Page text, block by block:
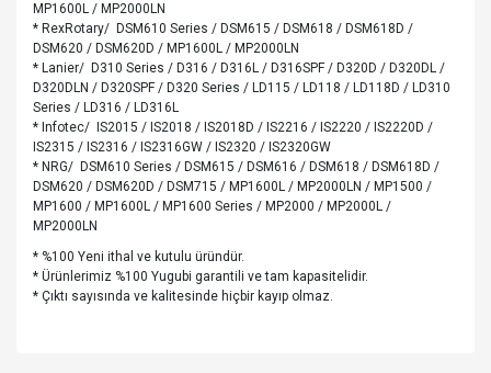
MP1600L / MP2000LN
* RexRotary/ DSM610 Series / DSM615 / DSM618 / DSM618D /
DSM620 / DSM620D / MP1600L / MP2000LN
* Lanier/ D310 Series / D316 / D316L / D316SPF / D320D / D320DL /
D320DLN / D320SPF / D320 Series / LD115 / LD118 / LD118D / LD310
Series / LD316 / LD316L
* Infotec/ IS2015 / IS2018 / IS2018D / IS2216 / IS2220 / IS2220D /
IS2315 / IS2316 / IS2316GW / IS2320 / IS2320GW
* NRG/ DSM610 Series / DSM615 / DSM616 / DSM618 / DSM618D /
DSM620 / DSM620D / DSM715 / MP1600L / MP2000LN / MP1500 /
MP1600 / MP1600L / MP1600 Series / MP2000 / MP2000L /
MP2000LN
* %100 Yeni ithal ve kutulu üründür.
* Ürünlerimiz %100 Yugubi garantili ve tam kapasitelidir.
* Çıktı sayısında ve kalitesinde hiçbir kayıp olmaz.